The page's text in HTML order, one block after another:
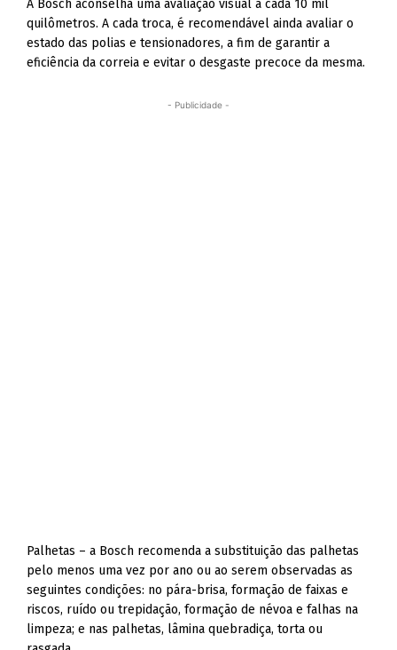
A Bosch aconselha uma avaliação visual a cada 10 mil
quilômetros. A cada troca, é recomendável ainda avaliar o
estado das polias e tensionadores, a fim de garantir a
eficiência da correia e evitar o desgaste precoce da mesma.
- Publicidade -
Palhetas – a Bosch recomenda a substituição das palhetas
pelo menos uma vez por ano ou ao serem observadas as
seguintes condições: no pára-brisa, formação de faixas e
riscos, ruído ou trepidação, formação de névoa e falhas na
limpeza; e nas palhetas, lâmina quebradiça, torta ou